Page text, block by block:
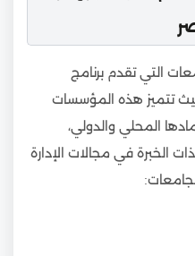
التي تقدم برنامج
تتميز هذه المؤسسات
المحلي والدولي،
الخبرة في مجالات الإدارة